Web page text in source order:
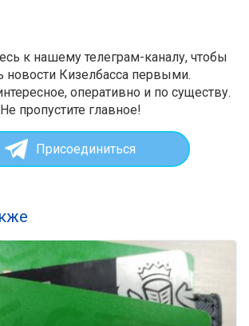
к нашему телеграм-каналу, чтобы
новости Кизелбасса первыми.
оперативно и по существу.
Не пропустите главное!
Присоединиться